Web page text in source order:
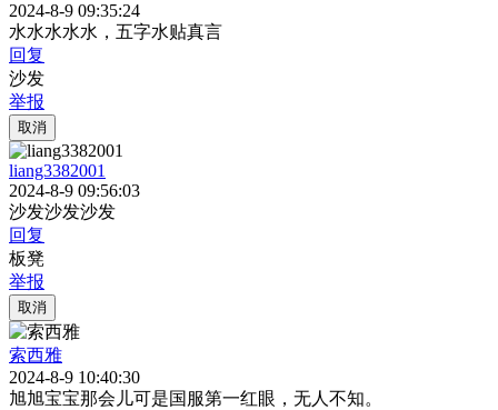
2024-8-9 09:35:24
水水水水水，五字水贴真言
回复
沙发
举报
取消
liang3382001
2024-8-9 09:56:03
沙发沙发沙发
回复
板凳
举报
取消
索西雅
2024-8-9 10:40:30
旭旭宝宝那会儿可是国服第一红眼，无人不知。